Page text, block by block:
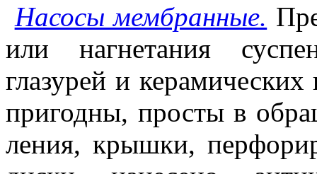
Насосы мембранные.
или нагнетания
глазурей и
пригодны, просты в
ления, крышки,